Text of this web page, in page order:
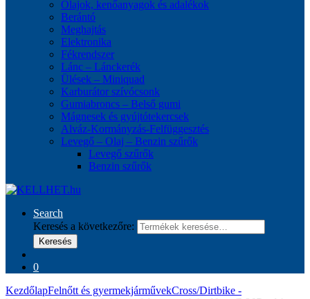
Olajok, kenőanyagok és adalékok
Berántó
Meghajtás
Elektronika
Fékrendszer
Lánc – Lánckerék
Ülések – Miniquad
Karburátor szívócsonk
Gumiabroncs – Belső gumi
Mágnesek és gyújtótekercsek
Alváz-Kormányzás-Felfüggesztés
Levegő – Olaj – Benzin szűrők
Levegő szűrők
Benzin szűrők
Search
Keresés a következőre:
Keresés
0
KezdőlapFelnőtt és gyermekjárművekCross/Dirtbike -